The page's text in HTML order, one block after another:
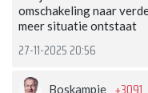
omschakeling naar
meer situatie ontstaat
27-11-2025 20:56
Boskampie